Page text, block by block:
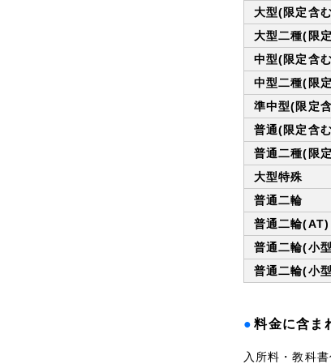
大型(限定含
大型二種(限
中型(限定含
中型二種(限
準中型(限定
普通(限定含
普通二種(限
大型特殊
普通二輪
普通二輪(AT)
普通二輪(小
普通二輪(小
● 料金に含ま
入所料・教科